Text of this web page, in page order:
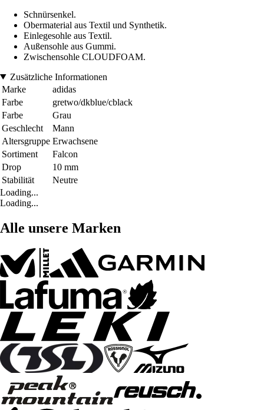
Schnürsenkel.
Obermaterial aus Textil und Synthetik.
Einlegesohle aus Textil.
Außensohle aus Gummi.
Zwischensohle CLOUDFOAM.
Zusätzliche Informationen
Marke
adidas
Farbe
gretwo/dkblue/cblack
Farbe
Grau
Geschlecht
Mann
Altersgruppe Erwachsene
Sortiment
Falcon
Drop
10 mm
Stabilität
Neutre
Loading...
Loading...
Alle unsere Marken